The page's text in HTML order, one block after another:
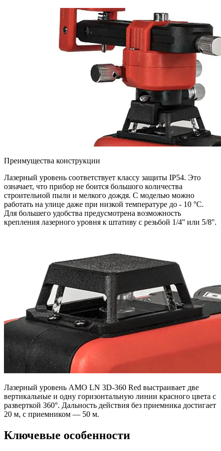
Преимущества конструкции
Лазерный уровень соответствует классу защиты IP54. Это
означает, что прибор не боится большого количества
строительной пыли и мелкого дождя. С моделью можно
работать на улице даже при низкой температуре до - 10 °C.
Для большего удобства предусмотрена возможность
крепления лазерного уровня к штативу с резьбой 1/4'' или 5/8''.
Лазерный уровень AMO LN 3D-360 Red выстраивает две
вертикальные и одну горизонтальную линии красного цвета с
разверткой 360°. Дальность действия без приемника достигает
20 м, с приемником — 50 м.
Ключевые особенности